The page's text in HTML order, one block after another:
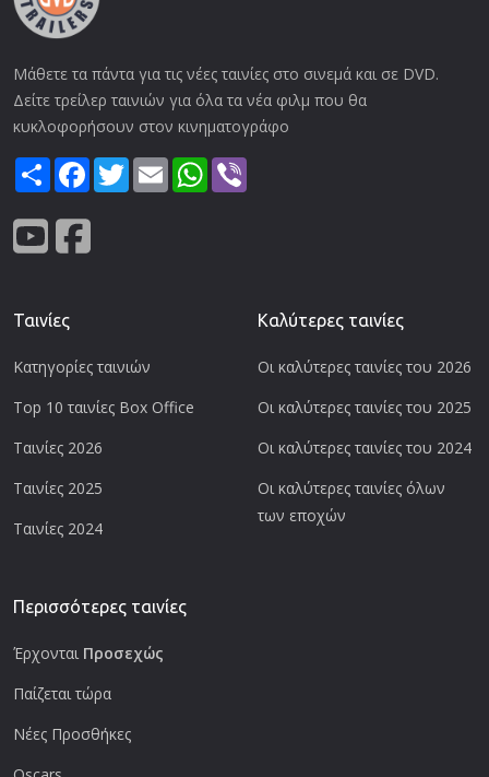
Μάθετε τα πάντα για τις νέες ταινίες στο σινεμά και σε DVD.
Δείτε τρείλερ ταινιών για όλα τα νέα φιλμ που θα
κυκλοφορήσουν στον κινηματογράφο
ShareFacebook
TwitterEmail WhatsApp
Ταινίες
Κατηγορίες ταινιών
Top 10 ταινίες Box Office
Ταινίες 2026
Ταινίες 2025
Ταινίες 2024
Καλύτερες ταινίες
Οι καλύτερες ταινίες του 2026
Οι καλύτερες ταινίες του 2025
Οι καλύτερες ταινίες του 2024
Οι καλύτερες ταινίες όλων
των εποχών
Περισσότερες ταινίες
Έρχονται Προσεχώς
Παίζεται τώρα
Νέες Προσθήκες